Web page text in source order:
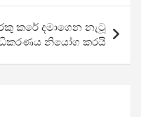
කරේ දමාගෙන නැටූ
නියෝග කරයි